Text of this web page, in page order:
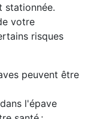
stationnée.
votre
risques
peuvent être
l'épave